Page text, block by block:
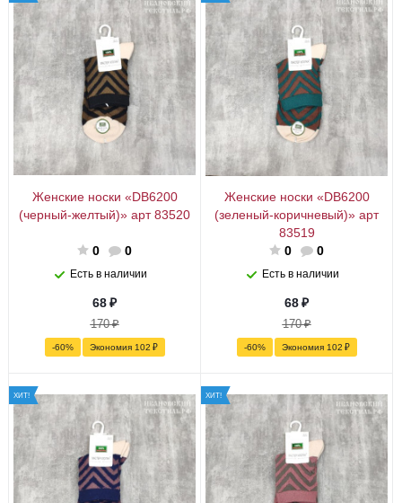
Женские носки «DB6200
(черный-желтый)» арт 83520
0 0
Есть в наличии
68₽
170₽
-60% Экономия 102 ₽
Женские носки «DB6200
(зеленый-коричневый)» арт
83519
0
0
Есть в наличии
68₽
170₽
-60% Экономия 102 ₽
ХИТ! ХИТ!